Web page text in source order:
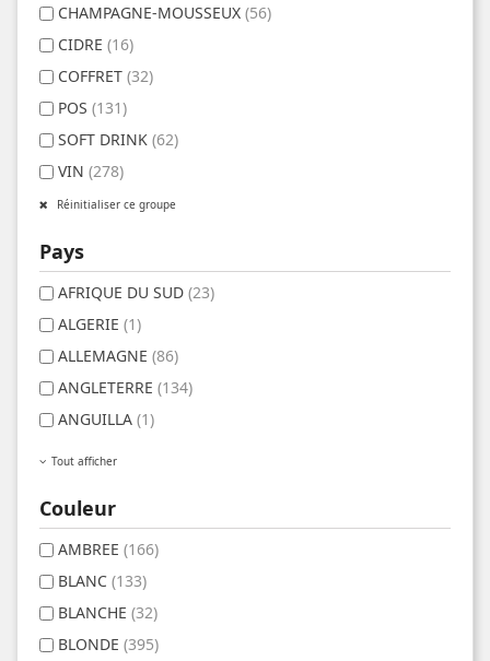
CHAMPAGNE-MOUSSEUX (56)
CIDRE (16)
COFFRET (32)
POS (131)
SOFT DRINK (62)
VIN (278)
Réinitialiser ce groupe
Pays
AFRIQUE DU SUD (23)
ALGERIE (1)
ALLEMAGNE (86)
ANGLETERRE (134)
ANGUILLA (1)
Tout afficher
Couleur
AMBREE (166)
BLANC (133)
BLANCHE (32)
BLONDE (395)